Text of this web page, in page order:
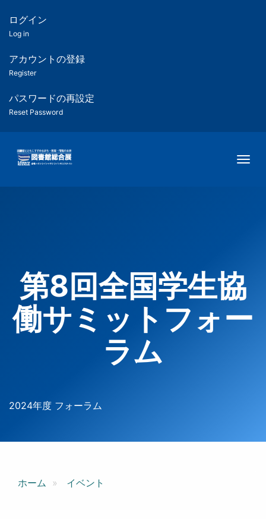
ツ
匿
名
ユ
ー
ー
用
メ
ログイン
Log in
アカウントの登録
Register
パスワードの再設定
Reset Password
第8回全国学生協
働サミットフォー
ラム
2024年度 フォーラム
ホーム イベント